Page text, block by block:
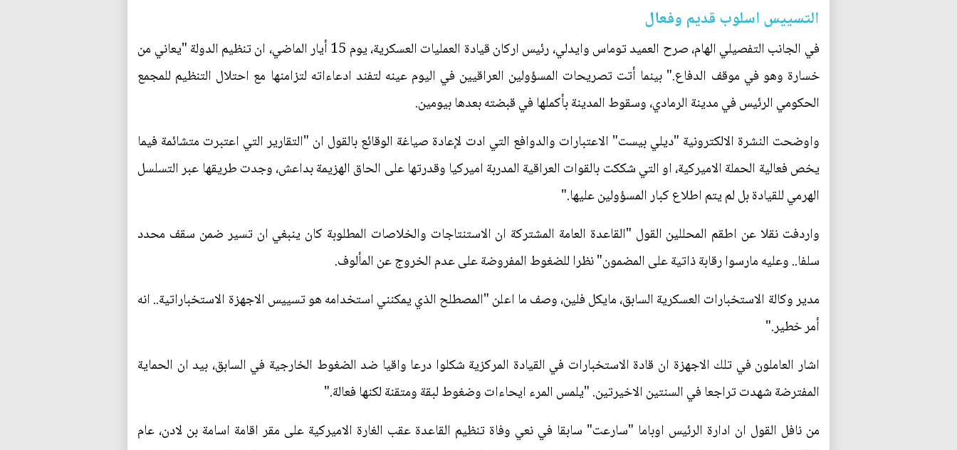
التسييس اسلوب قديم وفعال
في الجانب التفصيلي الهام، صرح العميد توماس وايدلي، رئيس اركان قيادة العمليات العسكرية، يوم 15 أيار الماضي، ان تنظيم الدولة "يعاني من
خسارة وهو في موقف الدفاع." بينما أتت تصريحات المسؤولين العراقيين في اليوم عينه لتفند ادعاءاته لتزامنها مع احتلال التنظيم للمجمع
الحكومي الرئيس في مدينة الرمادي، وسقوط المدينة بأكملها في قبضته بعدها بيومين.
واوضحت النشرة الالكترونية "ديلي بيست" الاعتبارات والدوافع التي ادت لإعادة صياغة الوقائع بالقول ان "التقارير التي اعتبرت متشائمة فيما
يخص فعالية الحملة الاميركية، او التي شككت بالقوات العراقية المدربة اميركيا وقدرتها على الحاق الهزيمة بداعش، وجدت طريقها عبر التسلسل
الهرمي للقيادة بل لم يتم اطلاع كبار المسؤولين عليها."
واردفت نقلا عن اطقم المحللين القول "القاعدة العامة المشتركة ان الاستنتاجات والخلاصات المطلوبة كان ينبغي ان تسير ضمن سقف محدد
سلفا.. وعليه مارسوا رقابة ذاتية على المضمون" نظرا للضغوط المفروضة على عدم الخروج عن المألوف.
مدير وكالة الاستخبارات العسكرية السابق، مايكل فلين، وصف ما اعلن "المصطلح الذي يمكنني استخدامه هو تسييس الاجهزة الاستخباراتية.. انه
أمر خطير."
اشار العاملون في تلك الاجهزة ان قادة الاستخبارات في القيادة المركزية شكلوا درعا واقيا ضد الضغوط الخارجية في السابق، بيد ان الحماية
المفترضة شهدت تراجعا في السنتين الاخيرتين. "يلمس المرء ايحاءات وضغوط لبقة ومتقنة لكنها فعالة."
من نافل القول ان ادارة الرئيس اوباما "سارعت" سابقا في نعي وفاة تنظيم القاعدة عقب الغارة الاميركية على مقر اقامة اسامة بن لادن، عام